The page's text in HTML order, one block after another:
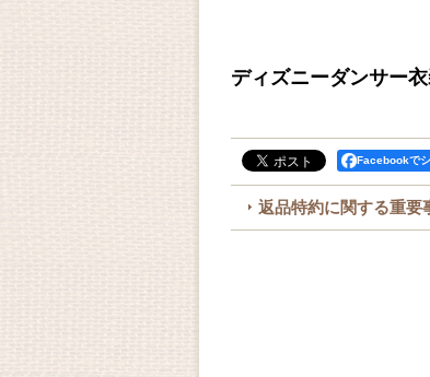
ディズニーダンサー
Facebookで
返品特約に関する重要